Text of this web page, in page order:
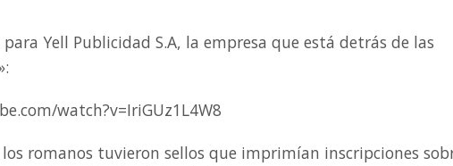
Yell Publicidad S.A, la empresa que está detrás de las
watch?v=IriGUz1L4W8
los romanos tuvieron sellos que imprimían inscripciones